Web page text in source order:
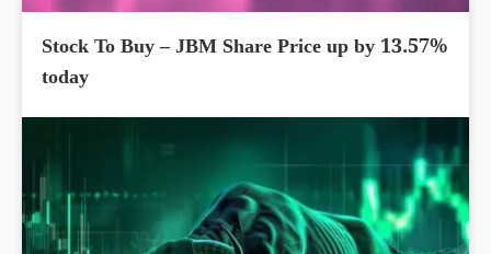
Stock To Buy – JBM Share Price up by 13.57%
today